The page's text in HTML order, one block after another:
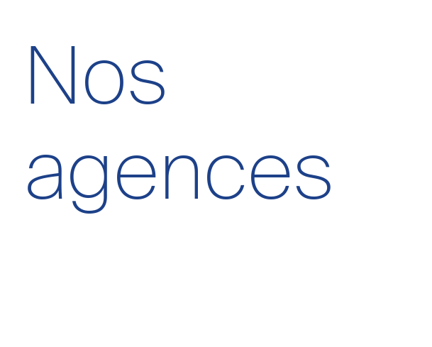
Nos
agences
Personnalisation publicitaire